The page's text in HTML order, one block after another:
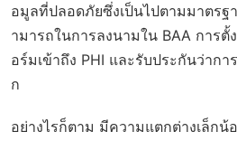
อมูลที่ปลอดภัยซึ่งเป็นไปตามมาตรฐ
ามารถในการลงนามใน BAA การ
อร์มเข้าถึง PHI และรับประกันว่าก
ก
อย่างไรก็ตาม มีความแตกต่างเล็ก